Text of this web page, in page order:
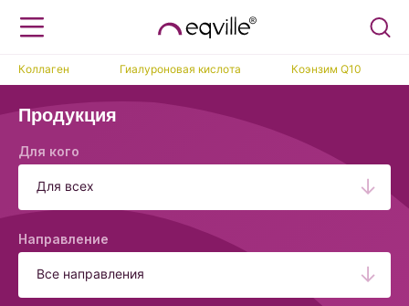
Коллаген Гиалуроновая кислота Коэнзим Q10
Продукция
Для кого
Для всех
Направление
Все направления